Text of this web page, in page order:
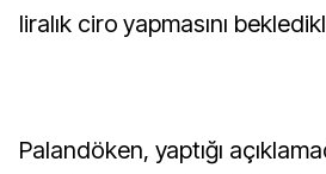
liralık ciro yapmasını
Palandöken, yaptığı